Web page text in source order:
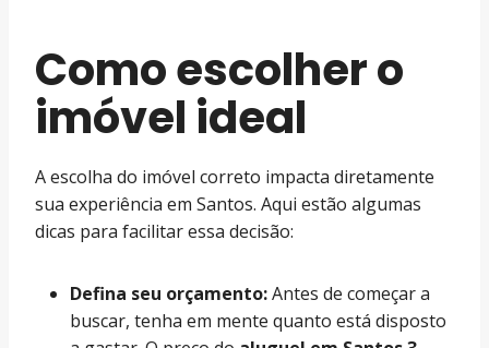
Como escolher o
imóvel ideal
A escolha do imóvel correto impacta diretamente
sua experiência em Santos. Aqui estão algumas
dicas para facilitar essa decisão:
Defina seu orçamento:Antes de começar a
buscar, tenha em mente quanto está disposto